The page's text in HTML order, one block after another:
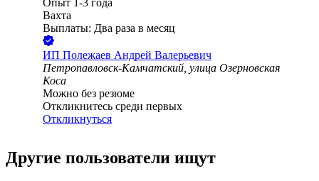
Опыт 1-3 года
Вахта
Выплаты: Два раза в месяц
ИП Полежаев Андрей Валерьевич
Петропавловск-Камчатский, улица Озерновская
Коса
Можно без резюме
Откликнитесь среди первых
Откликнуться
Другие пользователи ищут